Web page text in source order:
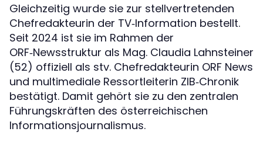
Gleichzeitig wurde sie zur stellvertretenden
Chefredakteurin der TV‑Information bestellt.
Seit 2024 ist sie im Rahmen der
ORF‑Newsstruktur als Mag. Claudia Lahnsteiner
(52) offiziell als stv. Chefredakteurin ORF News
und multimediale Ressortleiterin ZIB‑Chronik
bestätigt. Damit gehört sie zu den zentralen
Führungskräften des österreichischen
Informationsjournalismus.